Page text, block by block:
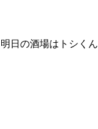
明日の酒場はトシくん